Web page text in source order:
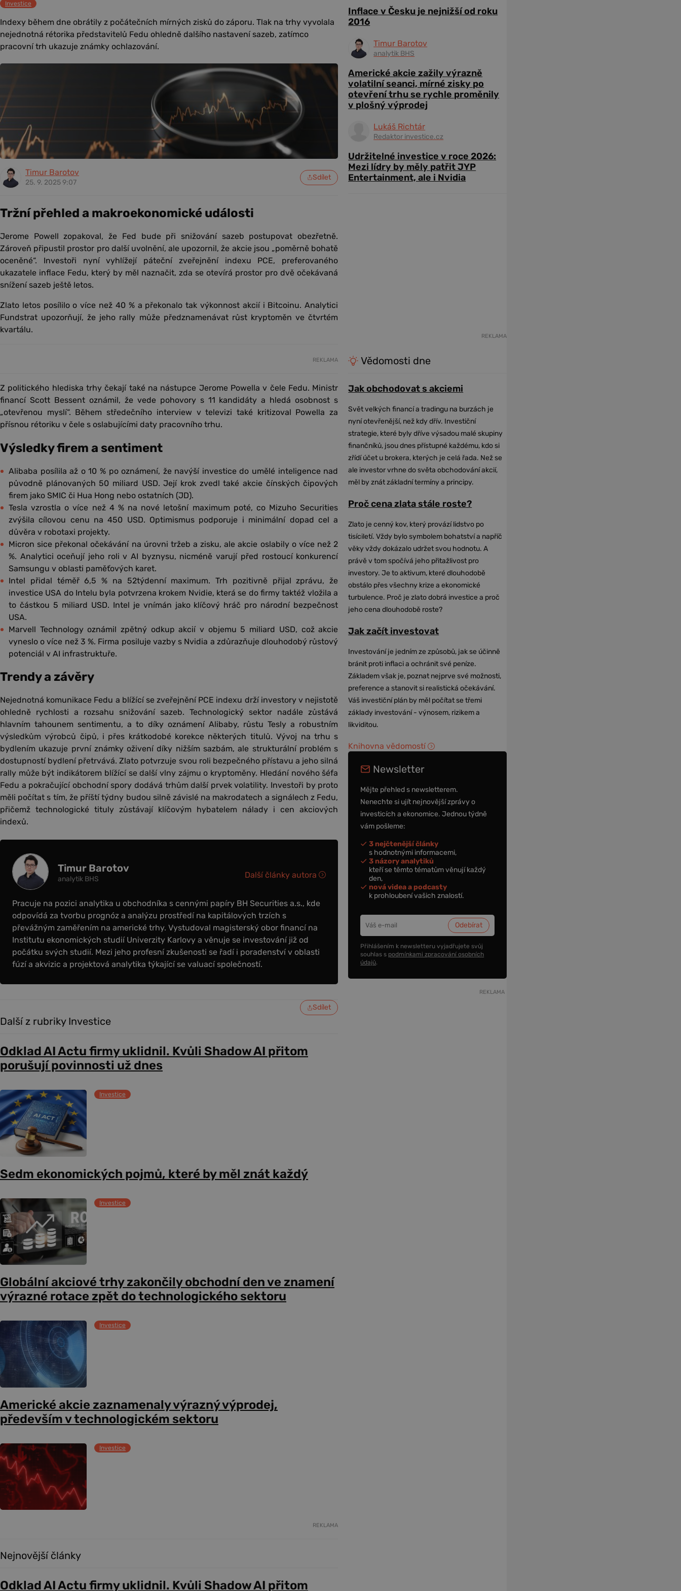
Investice
Indexy během dne obrátily z počátečních mírných zisků do záporu. Tlak na trhy vyvolala
nejednotná rétorika představitelů Fedu ohledně dalšího nastavení sazeb, zatímco
pracovní trh ukazuje známky ochlazování.
Timur Barotov
25. 9. 2025 9:07
Sdílet
Tržní přehled a makroekonomické události
Jerome Powell zopakoval, že Fed bude při snižování sazeb postupovat obezřetně.
Zároveň připustil prostor pro další uvolnění, ale upozornil, že akcie jsou „poměrně bohatě
oceněné“. Investoři nyní vyhlížejí páteční zveřejnění indexu PCE, preferovaného
ukazatele inflace Fedu, který by měl naznačit, zda se otevírá prostor pro dvě očekávaná
snížení sazeb ještě letos.
Zlato letos posílilo o více než 40 % a překonalo tak výkonnost akcií i Bitcoinu. Analytici
Fundstrat upozorňují, že jeho rally může předznamenávat růst kryptoměn ve čtvrtém
kvartálu.
REKLAMA
Z politického hlediska trhy čekají také na nástupce Jerome Powella v čele Fedu. Ministr
financí Scott Bessent oznámil, že vede pohovory s 11 kandidáty a hledá osobnost s
„otevřenou myslí“. Během středečního interview v televizi také kritizoval Powella za
přísnou rétoriku v čele s oslabujícími daty pracovního trhu.
Výsledky firem a sentiment
Alibaba posílila až o 10 % po oznámení, že navýší investice do umělé inteligence nad
původně plánovaných 50 miliard USD. Její krok zvedl také akcie čínských čipových
firem jako SMIC či Hua Hong nebo ostatních (JD).
Tesla vzrostla o více než 4 % na nové letošní maximum poté, co Mizuho Securities
zvýšila cílovou cenu na 450 USD. Optimismus podporuje i minimální dopad cel a
důvěra v robotaxi projekty.
Micron sice překonal očekávání na úrovni tržeb a zisku, ale akcie oslabily o více než 2
%. Analytici oceňují jeho roli v AI byznysu, nicméně varují před rostoucí konkurencí
Samsungu v oblasti paměťových karet.
Intel přidal téměř 6,5 % na 52týdenní maximum. Trh pozitivně přijal zprávu, že
investice USA do Intelu byla potvrzena krokem Nvidie, která se do firmy taktéž vložila a
to částkou 5 miliard USD. Intel je vnímán jako klíčový hráč pro národní bezpečnost
USA.
Marvell Technology oznámil zpětný odkup akcií v objemu 5 miliard USD, což akcie
vyneslo o více než 3 %. Firma posiluje vazby s Nvidia a zdůrazňuje dlouhodobý růstový
potenciál v AI infrastruktuře.
Trendy a závěry
Nejednotná komunikace Fedu a blížící se zveřejnění PCE indexu drží investory v nejistotě
ohledně rychlosti a rozsahu snižování sazeb. Technologický sektor nadále zůstává
hlavním tahounem sentimentu, a to díky oznámení Alibaby, růstu Tesly a robustním
výsledkům výrobců čipů, i přes krátkodobé korekce některých titulů. Vývoj na trhu s
bydlením ukazuje první známky oživení díky nižším sazbám, ale strukturální problém s
dostupností bydlení přetrvává. Zlato potvrzuje svou roli bezpečného přístavu a jeho silná
rally může být indikátorem blížící se další vlny zájmu o kryptoměny. Hledání nového šéfa
Fedu a pokračující obchodní spory dodává trhům další prvek volatility. Investoři by proto
měli počítat s tím, že příští týdny budou silně závislé na makrodatech a signálech z Fedu,
přičemž technologické tituly zůstávají klíčovým hybatelem nálady i cen akciových
indexů.
Timur Barotov
analytik BHS
Pracuje na pozici analytika u obchodníka s cennými papíry BH Securities a.s., kde
odpovídá za tvorbu prognóz a analýzu prostředí na kapitálových trzích s
převážným zaměřením na americké trhy. Vystudoval magisterský obor financí na
Institutu ekonomických studií Univerzity Karlovy a věnuje se investování již od
počátku svých studií. Mezi jeho profesní zkušenosti se řadí i poradenství v oblasti
fúzí a akvizic a projektová analytika týkající se valuací společností.
Další články autora
Sdílet
Další z rubriky Investice
Odklad AI Actu firmy uklidnil. Kvůli Shadow AI přitom
porušují povinnosti už dnes
Investice
Sedm ekonomických pojmů, které by měl znát každý
Investice
Globální akciové trhy zakončily obchodní den ve znamení
výrazné rotace zpět do technologického sektoru
Investice
Americké akcie zaznamenaly výrazný výprodej,
především v technologickém sektoru
Investice
REKLAMA
Nejnovější články
Odklad AI Actu firmy uklidnil. Kvůli Shadow AI přitom
Inflace v Česku je nejnižší od roku
2016
Timur Barotov
analytik BHS
Americké akcie zažily výrazně
volatilní seanci, mírné zisky po
otevření trhu se rychle proměnily
v plošný výprodej
Lukáš Richtár
Redaktor investice.cz
Udržitelné investice v roce 2026:
Mezi lídry by měly patřit JYP
Entertainment, ale i Nvidia
REKLAMA
Vědomosti dne
Jak obchodovat s akciemi
Svět velkých financí a tradingu na burzách je
nyní otevřenější, než kdy dřív. Investiční
strategie, které byly dříve výsadou malé skupiny
finančníků, jsou dnes přístupné každému, kdo si
zřídí účet u brokera, kterých je celá řada. Než se
ale investor vrhne do světa obchodování akcií,
měl by znát základní termíny a principy.
Proč cena zlata stále roste?
Zlato je cenný kov, který provází lidstvo po
tisíciletí. Vždy bylo symbolem bohatství a napříč
věky vždy dokázalo udržet svou hodnotu. A
právě v tom spočívá jeho přitažlivost pro
investory. Je to aktivum, které dlouhodobě
obstálo přes všechny krize a ekonomické
turbulence. Proč je zlato dobrá investice a proč
jeho cena dlouhodobě roste?
Jak začít investovat
Investování je jedním ze způsobů, jak se účinně
bránit proti inflaci a ochránit své peníze.
Základem však je, poznat nejprve své možnosti,
preference a stanovit si realistická očekávání.
Váš investiční plán by měl počítat se třemi
základy investování - výnosem, rizikem a
likviditou.
Knihovna vědomostí
Newsletter
Mějte přehled s newsletterem.
Nenechte si ujít nejnovější zprávy o
investicích a ekonomice. Jednou týdně
vám pošleme:
3 nejčtenější články
s hodnotnými informacemi,
3 názory analytiků
kteří se těmto tématům věnují každý
den,
nová videa a podcasty
k prohloubení vašich znalostí.
Přihlášením k newsletteru vyjadřujete svůj
souhlas s podmínkami zpracování osobních
údajů.
REKLAMA